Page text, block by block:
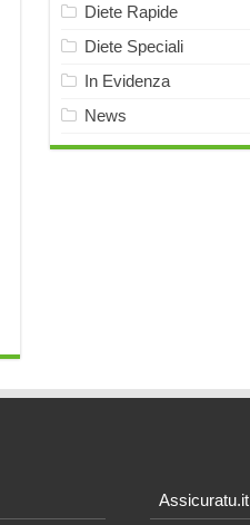
Diete Rapide
Diete Speciali
In Evidenza
News
Assicuratu.it